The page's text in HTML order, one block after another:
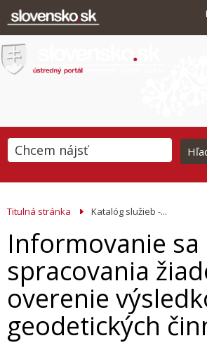
Titulná stránka Katalóg služieb -...
Informovanie sa
spracovania
overenie
geodetických